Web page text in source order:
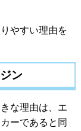
やすい理由を
ン
な理由は、エ
ーであると同